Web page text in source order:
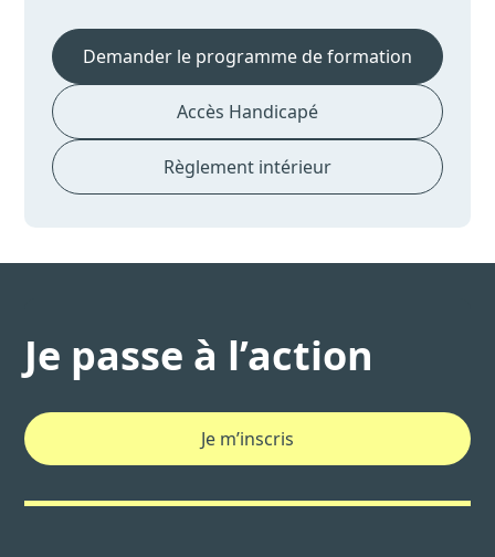
Demander le programme de formation
Accès Handicapé
Règlement intérieur
Je passe à l’action
Je m’inscris